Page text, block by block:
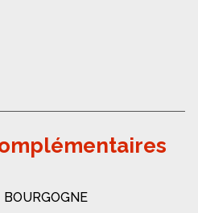
BOURGOGNE